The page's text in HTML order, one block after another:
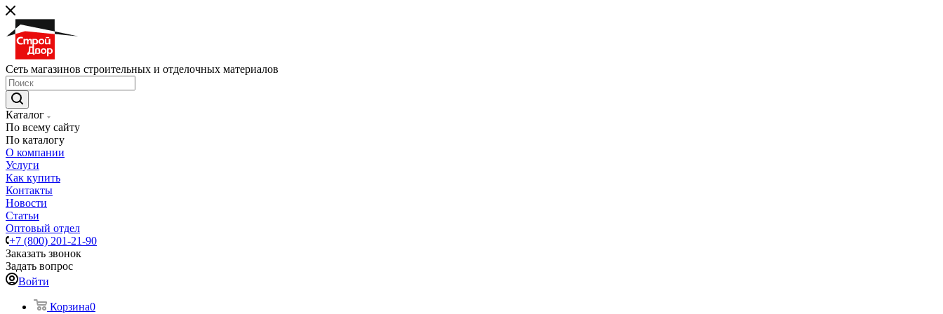
Сеть магазинов строительных и отделочных материалов
Каталог
По всему сайту
По каталогу
О компании
Услуги
Как купить
Контакты
Новости
Статьи
Оптовый отдел
+7 (800) 201-21-90
Заказать звонок
Задать вопрос
Войти
Корзина0